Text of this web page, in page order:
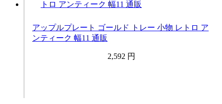
アップルプレート ゴールド トレー 小物 レトロ ア
ンティーク 幅11 通販
2,592 円